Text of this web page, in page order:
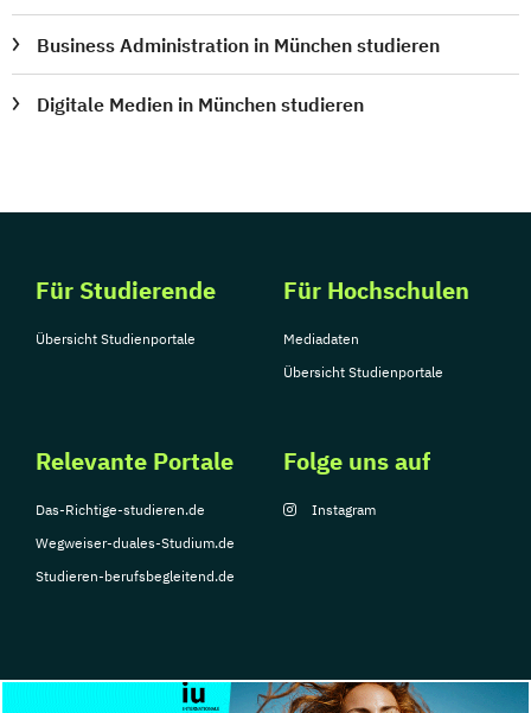
Business Administration in München studieren
Digitale Medien in München studieren
Für Studierende
Übersicht Studienportale
Für Hochschulen
Mediadaten
Übersicht Studienportale
Relevante Portale
Das-Richtige-studieren.de
Wegweiser-duales-Studium.de
Studieren-berufsbegleitend.de
Folge uns auf
Instagram